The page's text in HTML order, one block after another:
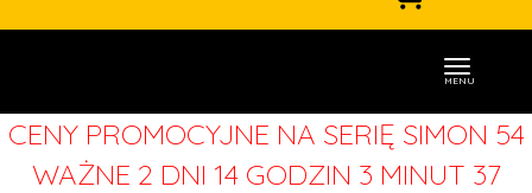
MENU
CENY PROMOCYJNE NA SERIĘ SIMON 54
WAŻNE 2 DNI 14 GODZIN 3 MINUT 37